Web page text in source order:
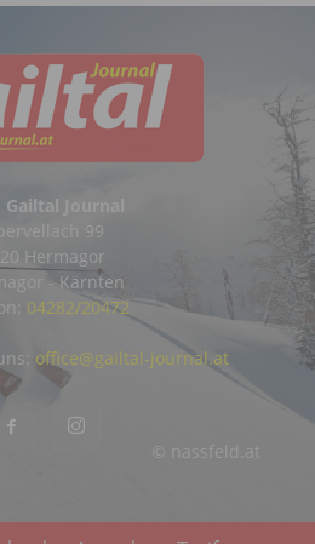
Journal
99
Hermagor
- Kärnten
04282/20472
© nassfeld.at
office@gailtal-journal.at